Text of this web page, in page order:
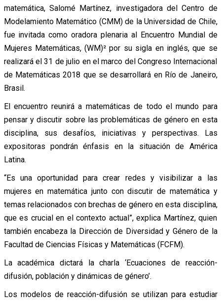
matemática, Salomé Martínez, investigadora del Centro de
Modelamiento Matemático (CMM) de la Universidad de Chile,
fue invitada como oradora plenaria al Encuentro Mundial de
Mujeres Matemáticas, (WM)² por su sigla en inglés, que se
realizará el 31 de julio en el marco del Congreso Internacional
de Matemáticas 2018 que se desarrollará en Río de Janeiro,
Brasil.
El encuentro reunirá a matemáticas de todo el mundo para
pensar y discutir sobre las problemáticas de género en esta
disciplina, sus desafíos, iniciativas y perspectivas. Las
expositoras pondrán énfasis en la situación de América
Latina.
“Es una oportunidad para crear redes y visibilizar a las
mujeres en matemática junto con discutir de matemática y
temas relacionados con brechas de género en esta disciplina,
que es crucial en el contexto actual”, explica Martínez, quien
también encabeza la Dirección de Diversidad y Género de la
Facultad de Ciencias Físicas y Matemáticas (FCFM).
La académica dictará la charla ‘Ecuaciones de reacción-
difusión, población y dinámicas de género’.
Los modelos de reacción-difusión se utilizan para estudiar